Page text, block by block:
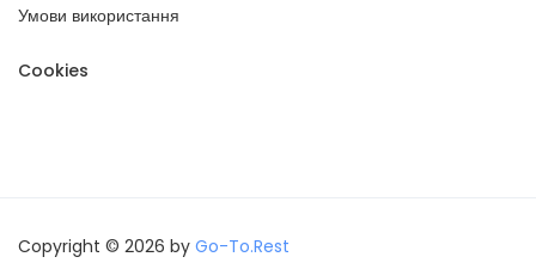
Умови використання
Cookies
Copyright © 2026 by Go-To.Rest